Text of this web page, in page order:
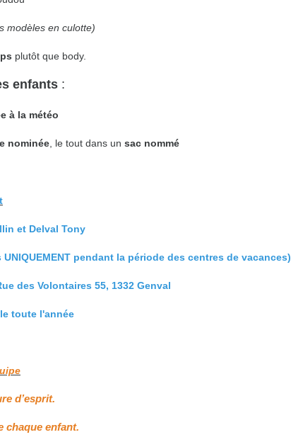
modèles en culotte)
plutôt que body.
enfants:
à la météo
nominée , le tout dans un sac nommé
et Delval Tony
pendant la période des centres de vacances)
des Volontaires 55, 1332 Genval
toute l'année
d’esprit.
chaque enfant.